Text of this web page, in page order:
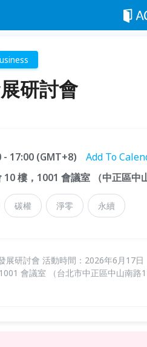
研討會
17:00 (GMT+8)
Add To
樓，1001 會議室 （中正區中
碳權 淨零 永續
展研討會 活動時間：2026年6月17
會議室 （台北市中正區中山南路